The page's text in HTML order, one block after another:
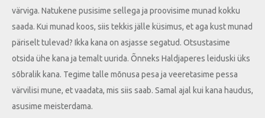
värviga. Natukene pusisime sellega ja proovisime munad kokku
saada. Kui munad koos, siis tekkis jälle küsimus, et aga kust munad
päriselt tulevad? Ikka kana on asjasse segatud. Otsustasime
otsida ühe kana ja temalt uurida. Õnneks Haldjaperes leiduski üks
sõbralik kana. Tegime talle mõnusa pesa ja veeretasime pessa
värvilisi mune, et vaadata, mis siis saab. Samal ajal kui kana haudus,
asusime meisterdama.